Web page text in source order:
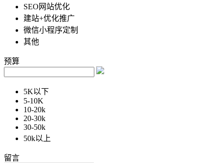
SEO网站优化
建站+优化推广
微信小程序定制
其他
预算
5K以下
5-10K
10-20k
20-30k
30-50k
50k以上
留言